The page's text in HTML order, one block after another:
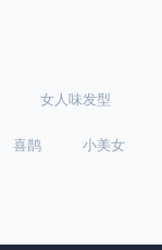
女人味发型
喜鹊 小美女